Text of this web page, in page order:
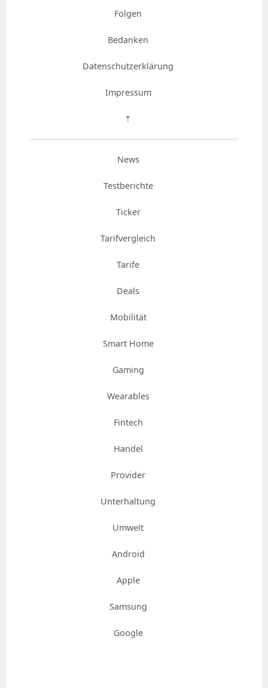
Folgen
Bedanken
Datenschutzerklärung
Impressum
⇡
News
Testberichte
Ticker
Tarifvergleich
Tarife
Deals
Mobilität
Smart Home
Gaming
Wearables
Fintech
Handel
Provider
Unterhaltung
Umwelt
Android
Apple
Samsung
Google